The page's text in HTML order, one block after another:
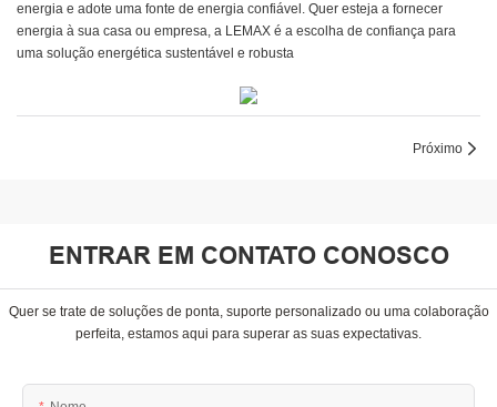
energia e adote uma fonte de energia confiável. Quer esteja a fornecer
energia à sua casa ou empresa, a LEMAX é a escolha de confiança para
uma solução energética sustentável e robusta
Próximo
ENTRAR EM CONTATO CONOSCO
Quer se trate de soluções de ponta, suporte personalizado ou uma colaboração
perfeita, estamos aqui para superar as suas expectativas.